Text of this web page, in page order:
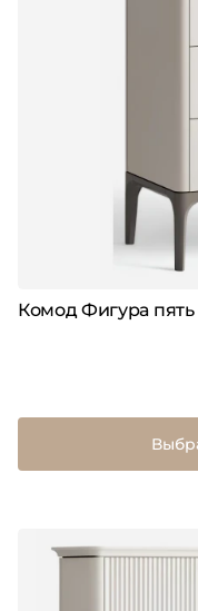
Комод Фигура